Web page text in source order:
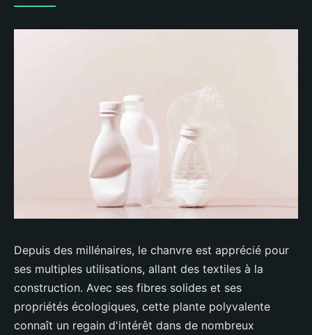
Depuis des millénaires, le chanvre est apprécié pour
ses multiples utilisations, allant des textiles à la
construction. Avec ses fibres solides et ses
propriétés écologiques, cette plante polyvalente
connaît un regain d'intérêt dans de nombreux